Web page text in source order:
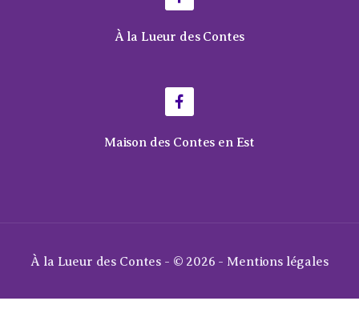
À la Lueur des Contes
Maison des Contes en Est
À la Lueur des Contes - © 2026 - Mentions légales